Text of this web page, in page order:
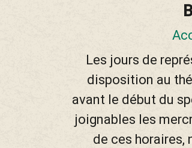
Les jours de
disposition au
avant le début du
joignables les
de ces horaires,